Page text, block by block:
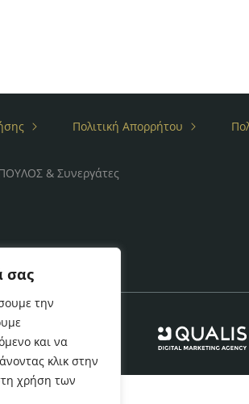
σας
την
και να
κλικ στην
χρήση των
Πολιτική Απορρήτου
& Συνεργάτες